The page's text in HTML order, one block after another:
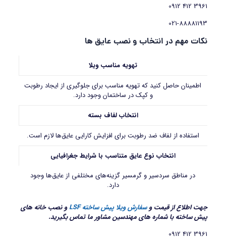
3961 412 0912
021-88881193
نکات مهم در انتخاب و نصب عایق ها
تهویه مناسب ویلا
اطمینان حاصل کنید که تهویه مناسب برای جلوگیری از ایجاد رطوبت
و کپک در ساختمان وجود دارد.
انتخاب لفاف بسته
استفاده از لفاف‌ ضد رطوبت برای افزایش کارایی عایق‌ها لازم است.
انتخاب نوع عایق متناسب با شرایط جغرافیایی
در مناطق سردسیر و گرمسیر گزینه‌های مختلفی از عایق‌ها وجود
دارد.
جهت اطلاع از قیمت وسفارش ویلا پیش ساخته LSF
و نصب خانه های
پیش ساخته با شماره های مهندسین مشاور ما تماس بگیرید.
3961 412 0912